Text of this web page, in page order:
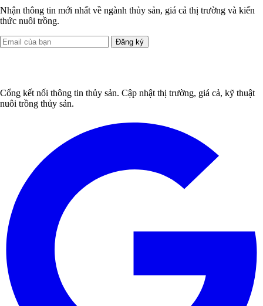
Nhận thông tin mới nhất về ngành thủy sản, giá cả thị trường và kiến
thức nuôi trồng.
Đăng ký
Cổng kết nối thông tin thủy sản. Cập nhật thị trường, giá cả, kỹ thuật
nuôi trồng thủy sản.